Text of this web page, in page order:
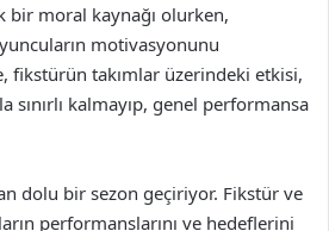
bir moral kaynağı olurken,
motivasyonunu
fikstürün takımlar üzerindeki etkisi,
sınırlı kalmayıp, genel performansa
dolu bir sezon geçiriyor. Fikstür ve
performanslarını ve hedeflerini